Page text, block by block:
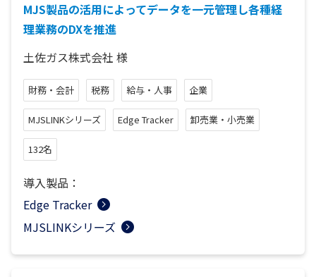
MJS製品の活用によってデータを一元管理し各種経
理業務のDXを推進
土佐ガス株式会社 様
財務・会計 税務 給与・人事 企業
MJSLINKシリーズ Edge Tracker 卸売業・小売業
132名
導入製品：
Edge Tracker
MJSLINKシリーズ